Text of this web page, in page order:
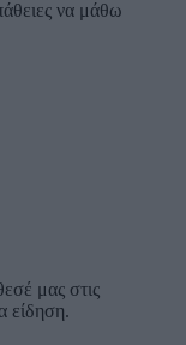
να μάθω
μας στις
είδηση.